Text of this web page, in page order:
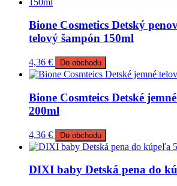
Bione Cosmetics Detský
telový šampón 150ml
4,36 € Do obchodu
Bione Cosmteics Detské
200ml
4,36 € Do obchodu
DIXI baby Detská pena do